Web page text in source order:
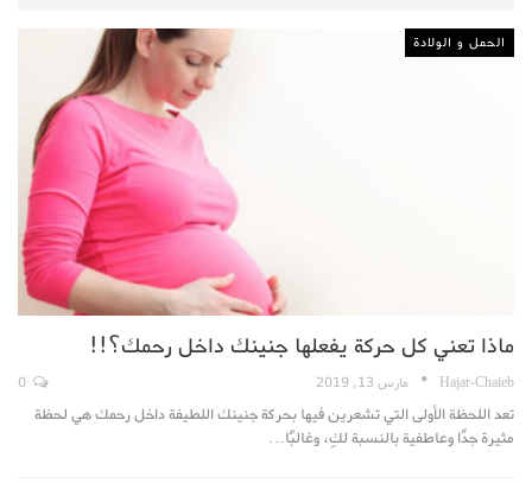
الحمل و الولادة
ماذا تعني كل حركة يفعلها جنينك داخل رحمك؟!!
Hajar-Chaieb مارس 13, 2019
تعد اللحظة الأولى التي تشعرين فيها بحركة جنينك اللطيفة داخل رحمك هي لحظة
مثيرة جدًا وعاطفية بالنسبة لكِ، وغالبًا…